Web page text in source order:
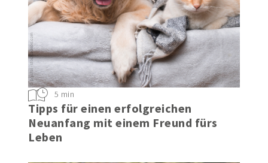
Tipps für einen erfolgreichen
Neuanfang mit einem Freund fürs
Leben
5 min